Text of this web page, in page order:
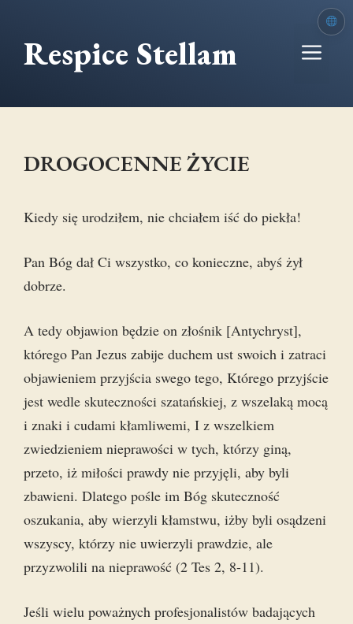
treściRespice Stellam
DROGOCENNE ŻYCIE
Kiedy się urodziłem, nie chciałem iść do piekła!
Pan Bóg dał Ci wszystko, co konieczne, abyś żył
dobrze.
A tedy objawion będzie on złośnik [Antychryst],
którego Pan Jezus zabije duchem ust swoich i zatraci
objawieniem przyjścia swego tego, Którego przyjście
jest wedle skuteczności szatańskiej, z wszelaką mocą
i znaki i cudami kłamliwemi, I z wszelkiem
zwiedzieniem nieprawości w tych, którzy giną,
przeto, iż miłości prawdy nie przyjęli, aby byli
zbawieni. Dlatego pośle im Bóg skuteczność
oszukania, aby wierzyli kłamstwu, iżby byli osądzeni
wszyscy, którzy nie uwierzyli prawdzie, ale
przyzwolili na nieprawość (2 Tes 2, 8-11).
Jeśli wielu poważnych profesjonalistów badających